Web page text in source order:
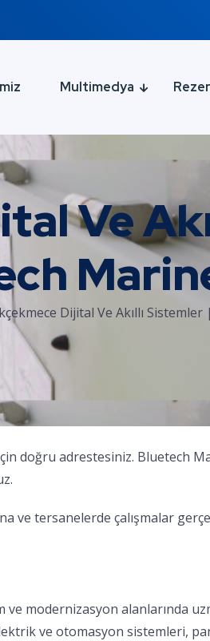
Multimedya
Ve
Dijital Ve Akıllı
doğru adrestesiniz. Bluetech
ve tersanelerde çalışmalar
ve modernizasyon alanlarında
ve otomasyon sistemleri,